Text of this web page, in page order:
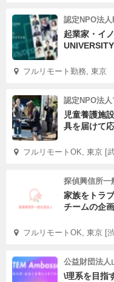
認定NPO法
起業家・イ
フルリモート勤務, 東京
認定NPO法
児童養護施
具を届けて
フルリモートOK, 東京 [
探偵興信所一
家族をトラ
チームの企
フルリモートOK, 東京 [
公益財団法人
\理系を目指